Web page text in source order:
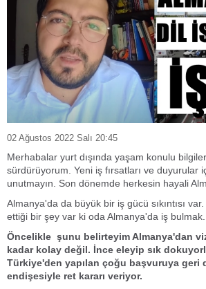
02 Ağustos 2022 Salı 20:45
Merhabalar yurt dışında yaşam konulu
sürdürüyorum. Yeni iş fırsatları ve duyurular
unutmayın. Son dönemde herkesin hayali
Almanya'da da büyük bir iş gücü sıkıntısı
ettiği bir şey var ki oda Almanya'da iş bulmak.
Öncelikle şunu belirteyim Almanya'dan
kadar kolay değil. İnce eleyip sık
Türkiye'den yapılan çoğu başvuruya geri
endişesiyle ret kararı veriyor.